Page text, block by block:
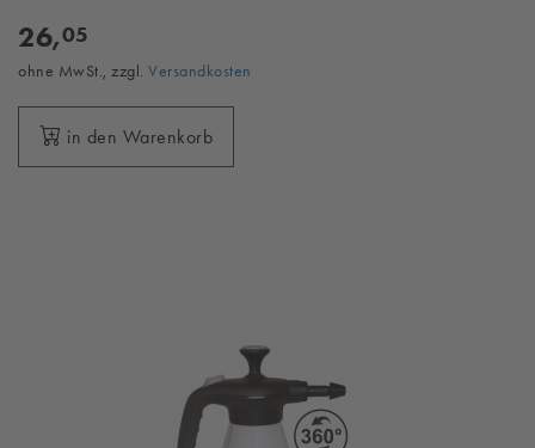
26,05
ohne MwSt., zzgl. Versandkosten
in den Warenkorb